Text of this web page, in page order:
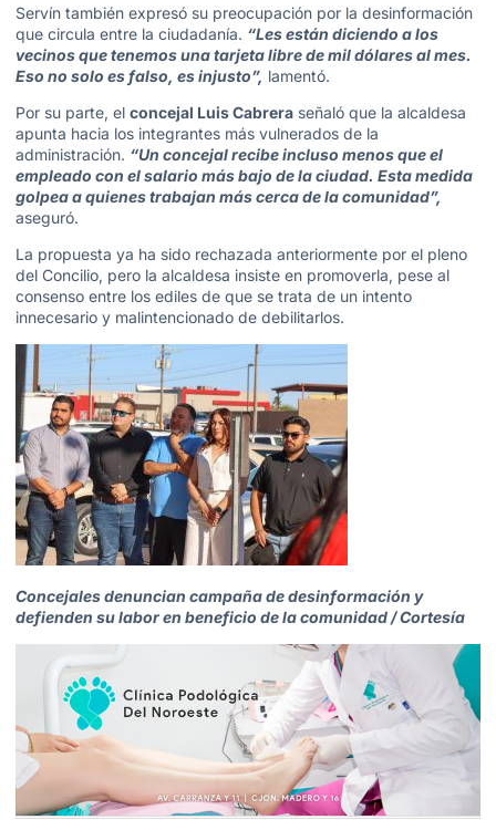
Servín también expresó su preocupación por la desinformación
que circula entre la ciudadanía. “Les están diciendo a los
vecinos que tenemos una tarjeta libre de mil dólares al mes.
Eso no solo es falso, es injusto”, lamentó.
Por su parte, el concejal Luis Cabrera señaló que la alcaldesa
apunta hacia los integrantes más vulnerados de la
administración. “Un concejal recibe incluso menos que el
empleado con el salario más bajo de la ciudad. Esta medida
golpea a quienes trabajan más cerca de la comunidad”,
aseguró.
La propuesta ya ha sido rechazada anteriormente por el pleno
del Concilio, pero la alcaldesa insiste en promoverla, pese al
consenso entre los ediles de que se trata de un intento
innecesario y malintencionado de debilitarlos.
Concejales denuncian campaña de desinformación y
defienden su labor en beneficio de la comunidad / Cortesía